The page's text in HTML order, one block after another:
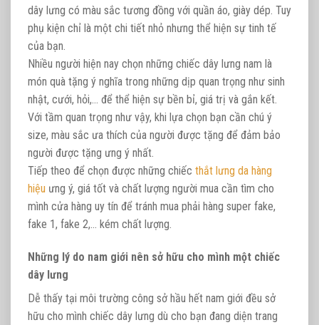
dây lưng có màu sắc tương đồng với quần áo, giày dép. Tuy
phụ kiện chỉ là một chi tiết nhỏ nhưng thể hiện sự tinh tế
của bạn.
Nhiều người hiện nay chọn những chiếc dây lưng nam là
món quà tặng ý nghĩa trong những dịp quan trọng như sinh
nhật, cưới, hỏi,… để thể hiện sự bền bỉ, giá trị và gắn kết.
Với tầm quan trọng như vậy, khi lựa chọn bạn cần chú ý
size, màu sắc ưa thích của người được tặng để đảm bảo
người được tặng ưng ý nhất.
Tiếp theo để chọn được những chiếc thắt lưng da hàng
hiệu ưng ý, giá tốt và chất lượng người mua cần tìm cho
mình cửa hàng uy tín để tránh mua phải hàng super fake,
fake 1, fake 2,… kém chất lượng.
Những lý do nam giới nên sở hữu cho mình một chiếc
dây lưng
Dễ thấy tại môi trường công sở hầu hết nam giới đều sở
hữu cho mình chiếc dây lưng dù cho bạn đang diện trang